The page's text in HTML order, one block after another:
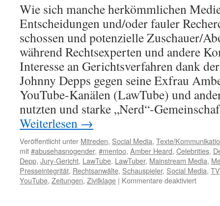
Wie sich manche herkömmlichen
Entscheidungen und/oder fauler
schossen und potenzielle Zuschauer/
während Rechtsexperten und andere
Interesse an Gerichtsverfahren dank
Johnny Depps gegen seine Exfrau
YouTube-Kanälen (LawTube) und
nutzten und starke „Nerd“-
Weiterlesen →
Veröffentlicht unter Mitreden, Social Media, Texte/
mit#abusehasnogender, #mentoo, Amber Heard, Celebrities,
Depp, Jury-Gericht, LawTube, LawTuber, Mainstream Media,
Presseintegrität, Rechtsanwälte, Schauspieler, Social Media, TV
YouTube, Zeitungen, Zivilklage | Kommentare deaktiviert